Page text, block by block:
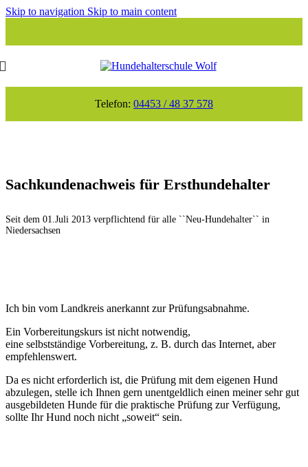
Skip to navigation Skip to main content
Telefon: 04453 / 48 37 578
Sachkundenachweis für Ersthundehalter
Seit dem 01.Juli 2013 verpflichtend für alle ``Neu-Hundehalter`` in
Niedersachsen
Ich bin vom Landkreis anerkannt zur Prüfungsabnahme.
Ein Vorbereitungskurs ist nicht notwendig,
eine selbstständige Vorbereitung, z. B. durch das Internet, aber
empfehlenswert.
Da es nicht erforderlich ist, die Prüfung mit dem eigenen Hund
abzulegen, stelle ich Ihnen gern unentgeldlich einen meiner sehr gut
ausgebildeten Hunde für die praktische Prüfung zur Verfügung,
sollte Ihr Hund noch nicht „soweit“ sein.